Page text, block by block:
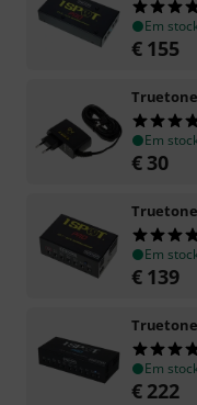
Em
€ 155
Truetone
Em
€ 30
Truetone
Em
€ 139
Truetone
Em
€ 222